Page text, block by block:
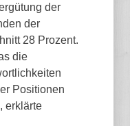
der
der
28 Prozent.
die
Positionen
erklärte